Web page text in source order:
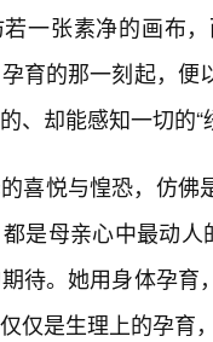
一张素净的画布
育的那一刻起，
、却能感知一切的“
喜悦与惶恐，仿
是母亲心中最动
待。她用身体孕
仅是生理上的孕育